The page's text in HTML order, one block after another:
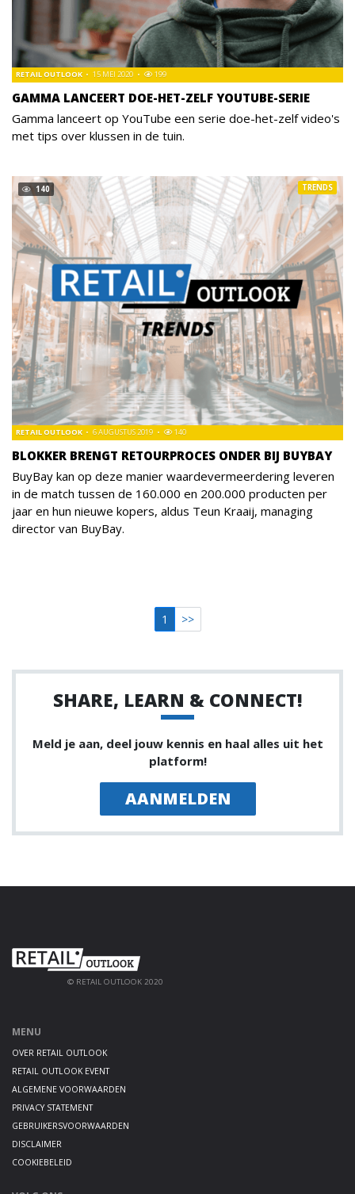
GAMMA LANCEERT DOE-HET-ZELF YOUTUBE-SERIE
RETAIL OUTLOOK 15 MEI 2020 199
Gamma lanceert op YouTube een serie doe-het-zelf video's
met tips over klussen in de tuin.
140
BLOKKER BRENGT RETOURPROCES ONDER BIJ BUYBAY
RETAIL OUTLOOK 6 AUGUSTUS 2019 140
TRENDS
BuyBay kan op deze manier waardevermeerdering leveren
in de match tussen de 160.000 en 200.000 producten per
jaar en hun nieuwe kopers, aldus Teun Kraaij, managing
director van BuyBay.
1 >>
SHARE, LEARN & CONNECT!
Meld je aan, deel jouw kennis en haal alles uit het
platform!
AANMELDEN
© RETAIL OUTLOOK 2020
MENU
OVER RETAIL OUTLOOK
RETAIL OUTLOOK EVENT
ALGEMENE VOORWAARDEN
PRIVACY STATEMENT
GEBRUIKERSVOORWAARDEN
DISCLAIMER
COOKIEBELEID